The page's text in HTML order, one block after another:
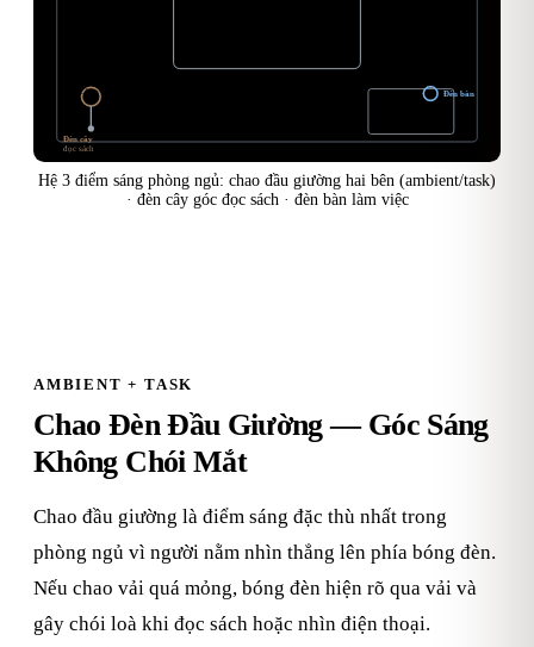
Đèn bàn
Đèn cây
đọc sách
Chao đầu giường
Hệ 3 điểm sáng phòng ngủ: chao đầu giường hai bên (ambient/task)
· đèn cây góc đọc sách · đèn bàn làm việc
AMBIENT + TASK
Chao Đèn Đầu Giường — Góc Sáng
Không Chói Mắt
Chao đầu giường là điểm sáng đặc thù nhất trong
phòng ngủ vì người nằm nhìn thẳng lên phía bóng đèn.
Nếu chao vải quá mỏng, bóng đèn hiện rõ qua vải và
gây chói loà khi đọc sách hoặc nhìn điện thoại.